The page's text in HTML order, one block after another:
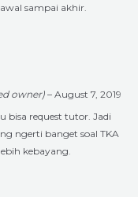
sampai akhir.
owner)– August 7, 2019
bisa request tutor. Jadi
ngerti banget soal TKA
kebayang.